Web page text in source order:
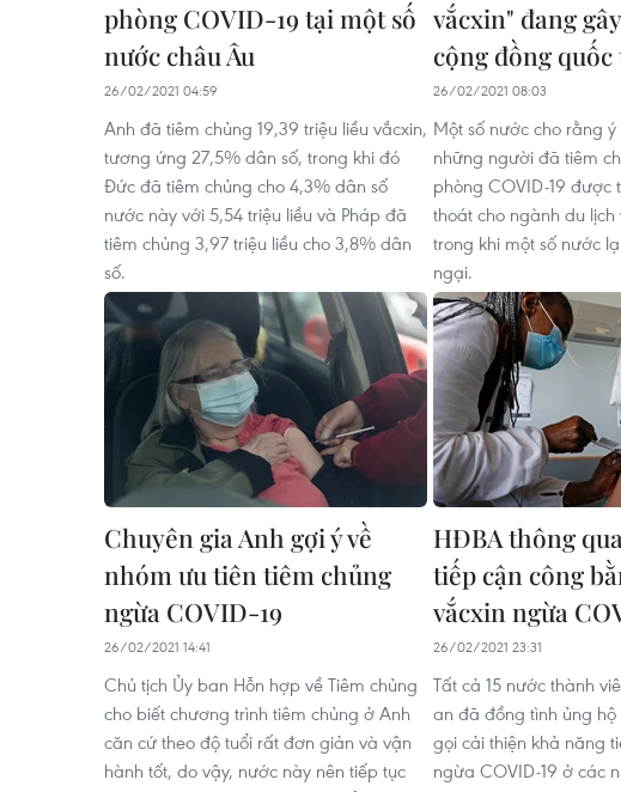
phòng COVID-19 tại một số
nước châu Âu
26/02/2021 04:59
Anh đã tiêm chủng 19,39 triệu liều vắcxin,
tương ứng 27,5% dân số, trong khi đó
Đức đã tiêm chủng cho 4,3% dân số
nước này với 5,54 triệu liều và Pháp đã
tiêm chủng 3,97 triệu liều cho 3,8% dân
số.
vắcxin" đang
cộng đồng quốc
26/02/2021 08:03
Một số nước cho rằng
những người đã tiêm
phòng COVID-19 được
thoát cho ngành du
trong khi một số nước
ngại.
Chuyên gia Anh gợi ý về
nhóm ưu tiên tiêm chủng
ngừa COVID-19
26/02/2021 14:41
Chủ tịch Ủy ban Hỗn hợp về Tiêm chủng
cho biết chương trình tiêm chủng ở Anh
căn cứ theo độ tuổi rất đơn giản và vận
hành tốt, do vậy, nước này nên tiếp tục
HĐBA thông
tiếp cận công
vắcxin ngừa
26/02/2021 23:31
Tất cả 15 nước thành
an đã đồng tình ủng hộ
gọi cải thiện khả năng
ngừa COVID-19 ở các